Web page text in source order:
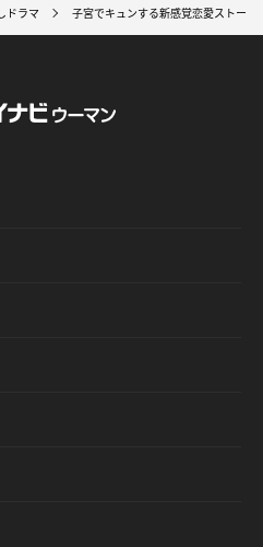
ドラマ 子宮でキュンする新感覚恋愛ストー